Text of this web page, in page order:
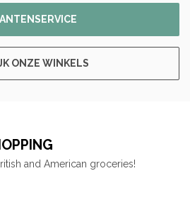
ONZE WINKELS
and American groceries!